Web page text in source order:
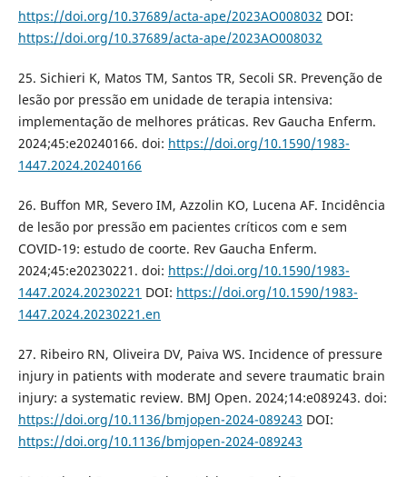
https://doi.org/10.37689/acta-ape/2023AO008032 DOI:
https://doi.org/10.37689/acta-ape/2023AO008032
25. Sichieri K, Matos TM, Santos TR, Secoli SR. Prevenção de
lesão por pressão em unidade de terapia intensiva:
implementação de melhores práticas. Rev Gaucha Enferm.
2024;45:e20240166. doi: https://doi.org/10.1590/1983-
1447.2024.20240166
26. Buffon MR, Severo IM, Azzolin KO, Lucena AF. Incidência
de lesão por pressão em pacientes críticos com e sem
COVID-19: estudo de coorte. Rev Gaucha Enferm.
2024;45:e20230221. doi: https://doi.org/10.1590/1983-
1447.2024.20230221 DOI: https://doi.org/10.1590/1983-
1447.2024.20230221.en
27. Ribeiro RN, Oliveira DV, Paiva WS. Incidence of pressure
injury in patients with moderate and severe traumatic brain
injury: a systematic review. BMJ Open. 2024;14:e089243. doi:
https://doi.org/10.1136/bmjopen-2024-089243 DOI:
https://doi.org/10.1136/bmjopen-2024-089243